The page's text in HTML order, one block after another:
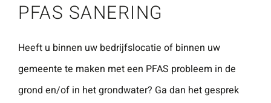
Naam*
E-mailadres *
ZOEKEN
opmerkingen
PFAS SANERING
Heeft u binnen uw bedrijfslocatie of binnen uw
gemeente te maken met een PFAS probleem in de
grond en/of in het grondwater? Ga dan het gesprek